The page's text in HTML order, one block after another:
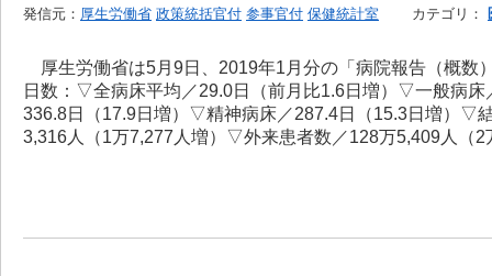
発信元： 厚生労働省 政策統括官付 参事官付 保健統計室 カテゴリ：
厚生労働省は5月9日、2019年1月分の「病院報告（概数
日数：▽全病床平均／29.0日（前月比1.6日増）▽一般病
336.8日（17.9日増）▽精神病床／287.4日（15.3日増）▽
3,316人（1万7,277人増）▽外来患者数／128万5,409人（2